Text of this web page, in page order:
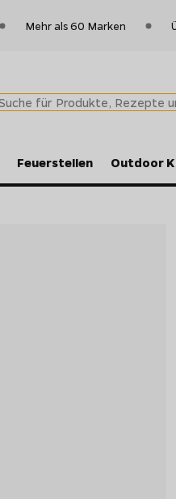
Mehr als 60 Marken
Feuerstellen Outdoor